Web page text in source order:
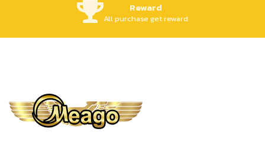
Reward
All purchase get reward